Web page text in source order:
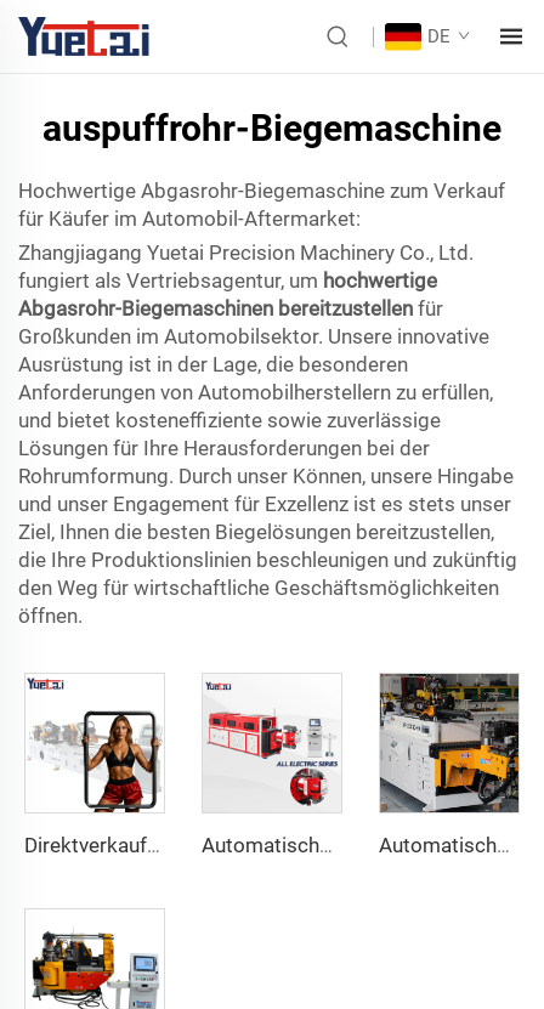
DE
auspuffrohr-Biegemaschine
Hochwertige Abgasrohr-Biegemaschine zum Verkauf
für Käufer im Automobil-Aftermarket:
Zhangjiagang Yuetai Precision Machinery Co., Ltd.
fungiert als Vertriebsagentur, um hochwertige
Abgasrohr-Biegemaschinen bereitzustellen für
Großkunden im Automobilsektor. Unsere innovative
Ausrüstung ist in der Lage, die besonderen
Anforderungen von Automobilherstellern zu erfüllen,
und bietet kosteneffiziente sowie zuverlässige
Lösungen für Ihre Herausforderungen bei der
Rohrumformung. Durch unser Können, unsere Hingabe
und unser Engagement für Exzellenz ist es stets unser
Ziel, Ihnen die besten Biegelösungen bereitzustellen,
die Ihre Produktionslinien beschleunigen und zukünftig
den Weg für wirtschaftliche Geschäftsmöglichkeiten
öffnen.
Direktverkauf ab Fabrik Doppelkopf-CNC-Automatik-Hydraulikrohrbiegemaschine aus Kohlenstoffstahl Rohrbiegemaschine Automatische voll elektrische rotierende bidirektionale CNC-Metal-Rohrbiegemaschine der Serie Rohrbiegemaschinen Automatische Doppelarm-Rohrbiegemaschine CNC Gleichzeitiges 2-Wege-Rohrformsystem für Abgas- und Geländerrohrbiegemaschine